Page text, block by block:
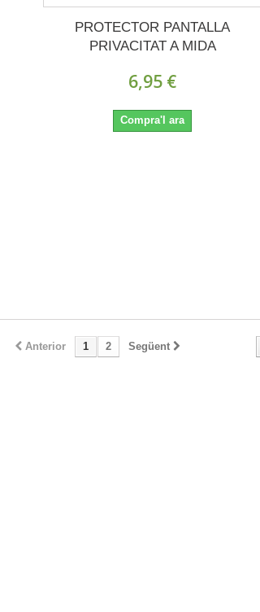
PROTECTOR PANTALLA
PRIVACITAT A MIDA
6,95 €
Compra'l ara
Anterior 1 2 Següent